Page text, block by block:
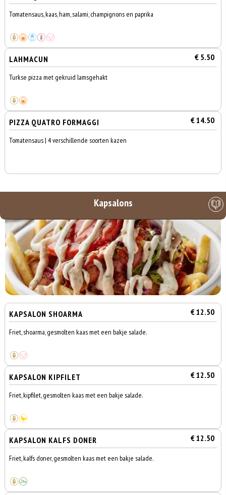
Tomatensaus, kaas, ham, salami, champignons en paprika
LAHMACUN € 5.50
Turkse pizza met gekruid lamsgehakt
PIZZA QUATRO FORMAGGI € 14.50
Tomatensaus | 4 verschillende soorten kazen
Kapsalons
KAPSALON SHOARMA € 12.50
Friet, shoarma, gesmolten kaas met een bakje salade.
KAPSALON KIPFILET € 12.50
Friet, kipfilet, gesmolten kaas met een bakje salade.
KAPSALON KALFS DONER € 12.50
Friet, kalfs doner, gesmolten kaas met een bakje salade.